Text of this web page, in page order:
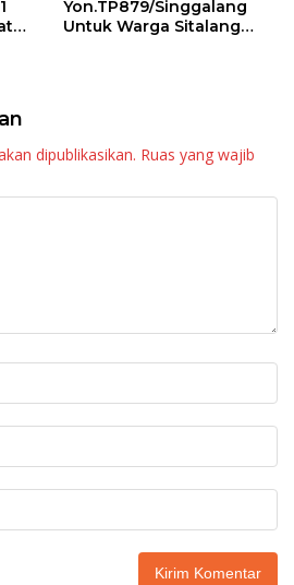
Yon.TP879/Singgalang
Untuk Warga Sitalang
dipublikasikan. Ruas yang wajib